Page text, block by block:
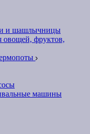
и шашлычницы
овощей, фруктов,
машины